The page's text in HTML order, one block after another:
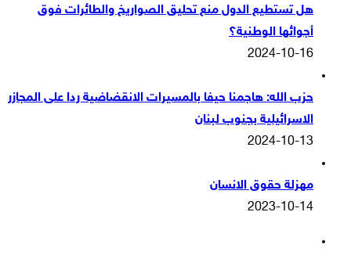
هل تستطيع الدول منع تحليق الصواريخ والطائرات فوق
أجوائها الوطنية؟
2024-10-16
حزب الله: هاجمنا حيفا بالمسيرات الانقضاضية ردا على المجازر
الاسرائيلية بجنوب لبنان
2024-10-13
مهزلة حقوق الانسان
2023-10-14